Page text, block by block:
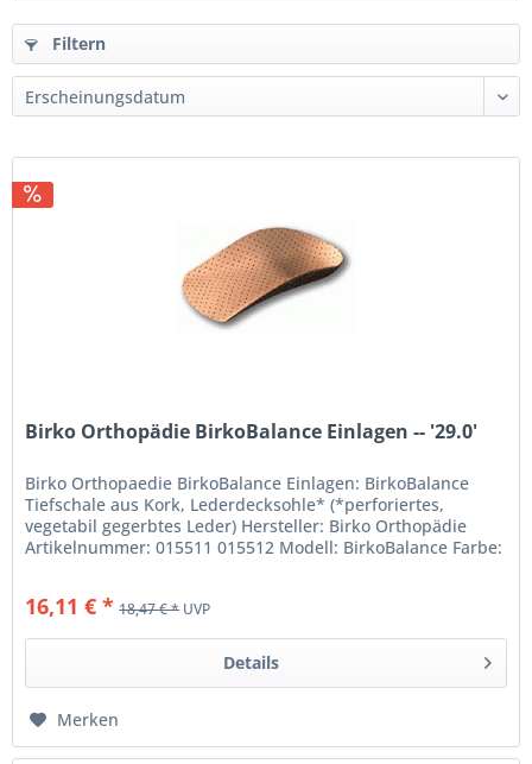
Filtern
Birko Orthopädie BirkoBalance Einlagen -- '29.0'
Birko Orthopaedie BirkoBalance Einlagen: BirkoBalance
Tiefschale aus Kork, Lederdecksohle* (*perforiertes,
vegetabil gegerbtes Leder) Hersteller: Birko Orthopädie
Artikelnummer: 015511 015512 Modell: BirkoBalance Farbe:
16,11 € * 18,47 € *UVP
Details
Merken